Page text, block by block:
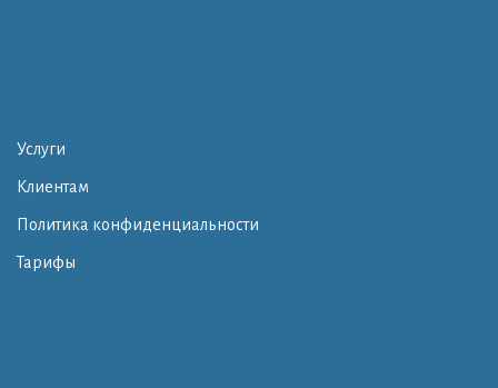
Услуги
Клиентам
Политика конфиденциальности
Тарифы